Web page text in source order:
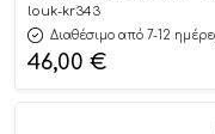
Loukia
louk-kr343
Διαθέσιμο από 7-12
46,00 €